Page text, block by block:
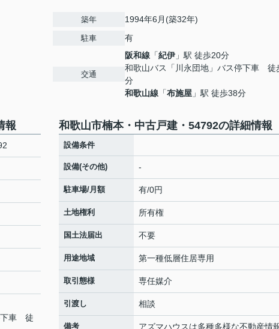
築年 1994年6月(築32年)
駐車 有
交通
阪和線 「紀伊 」駅 徒歩20分
和歌山バス「川永団地」バス停下車 徒
分
和歌山線 「布施屋 」駅 徒歩38分
報
下車 徒
和歌山市楠本・中古戸建・54792の詳細情報
設備条件
設備(その他) -
駐車場/月額 有/0円
土地権利 所有権
国土法届出 不要
用途地域 第一種低層住居専用
取引態様 専任媒介
引渡し 相談
備考
アズマハウスは多種多様な不動産情